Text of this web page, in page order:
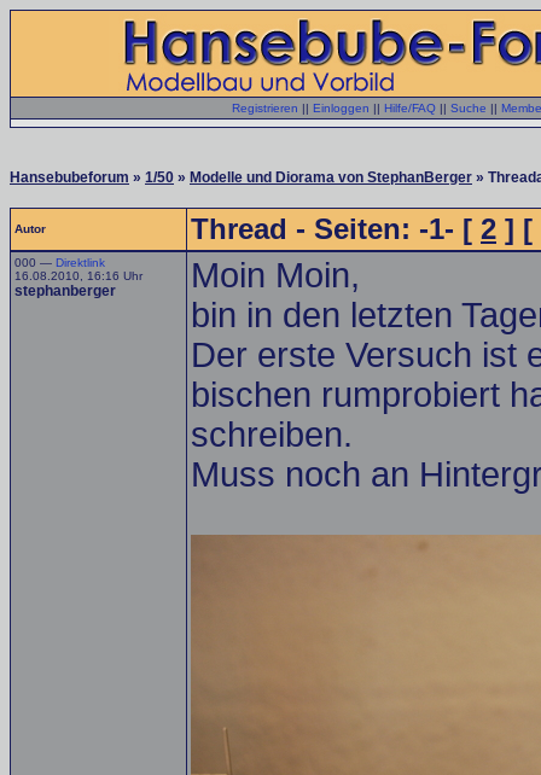
Registrieren || Einloggen || Hilfe/FAQ || Suche ||
Hansebubeforum » 1/50 » Modelle und Diorama von StephanBerger »
Autor Thread - Seiten: -1- [ 2 ] [
000 — Direktlink
16.08.2010, 16:16 Uhr
stephanberger
Moin Moin,
bin in den letzten
Der erste Versuch ist
bischen rumprobiert
schreiben.
Muss noch an